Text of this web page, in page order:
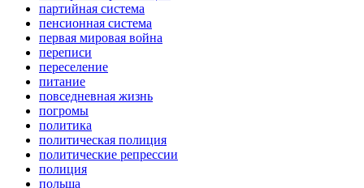
партийная система
пенсионная система
первая мировая война
переписи
переселение
питание
повседневная жизнь
погромы
политика
политическая полиция
политические репрессии
полиция
польша